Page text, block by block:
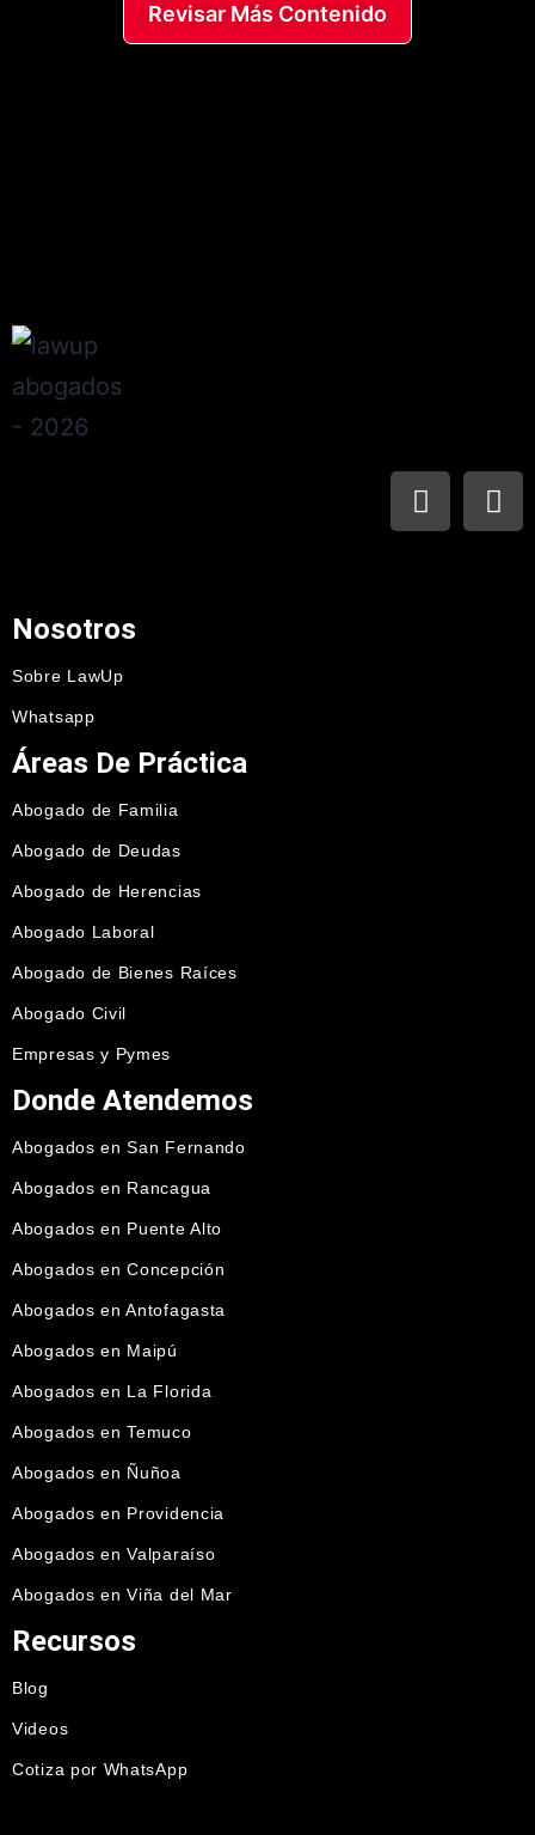
Revisar Más Contenido
Nosotros
Sobre LawUp
Whatsapp
Áreas De Práctica
Abogado de Familia
Abogado de Deudas
Abogado de Herencias
Abogado Laboral
Abogado de Bienes Raíces
Abogado Civil
Empresas y Pymes
Donde Atendemos
Abogados en San Fernando
Abogados en Rancagua
Abogados en Puente Alto
Abogados en Concepción
Abogados en Antofagasta
Abogados en Maipú
Abogados en La Florida
Abogados en Temuco
Abogados en Ñuñoa
Abogados en Providencia
Abogados en Valparaíso
Abogados en Viña del Mar
Recursos
Blog
Videos
Cotiza por WhatsApp